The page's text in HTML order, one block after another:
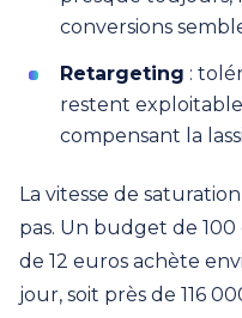
conversions
Retargeting :
restent
compensant la
La vitesse de
pas. Un budget de
de 12 euros achète
jour, soit près de 116